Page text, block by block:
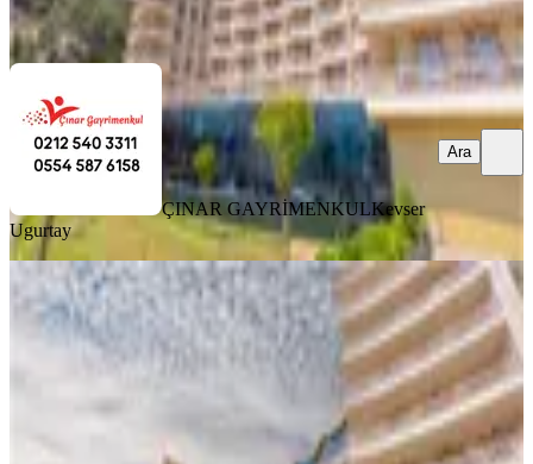
Ara
ÇINAR GAYRİMENKULKevser
Ugurtay
Ara
MANZARALI
Termal Palas Etabında 3+1 Daire 13-
27 Ocak Sömestre Tatili
Mudurnu, Karacasumandıra Mahallesi
2. Kat 10.09.2025
325.000 ₺